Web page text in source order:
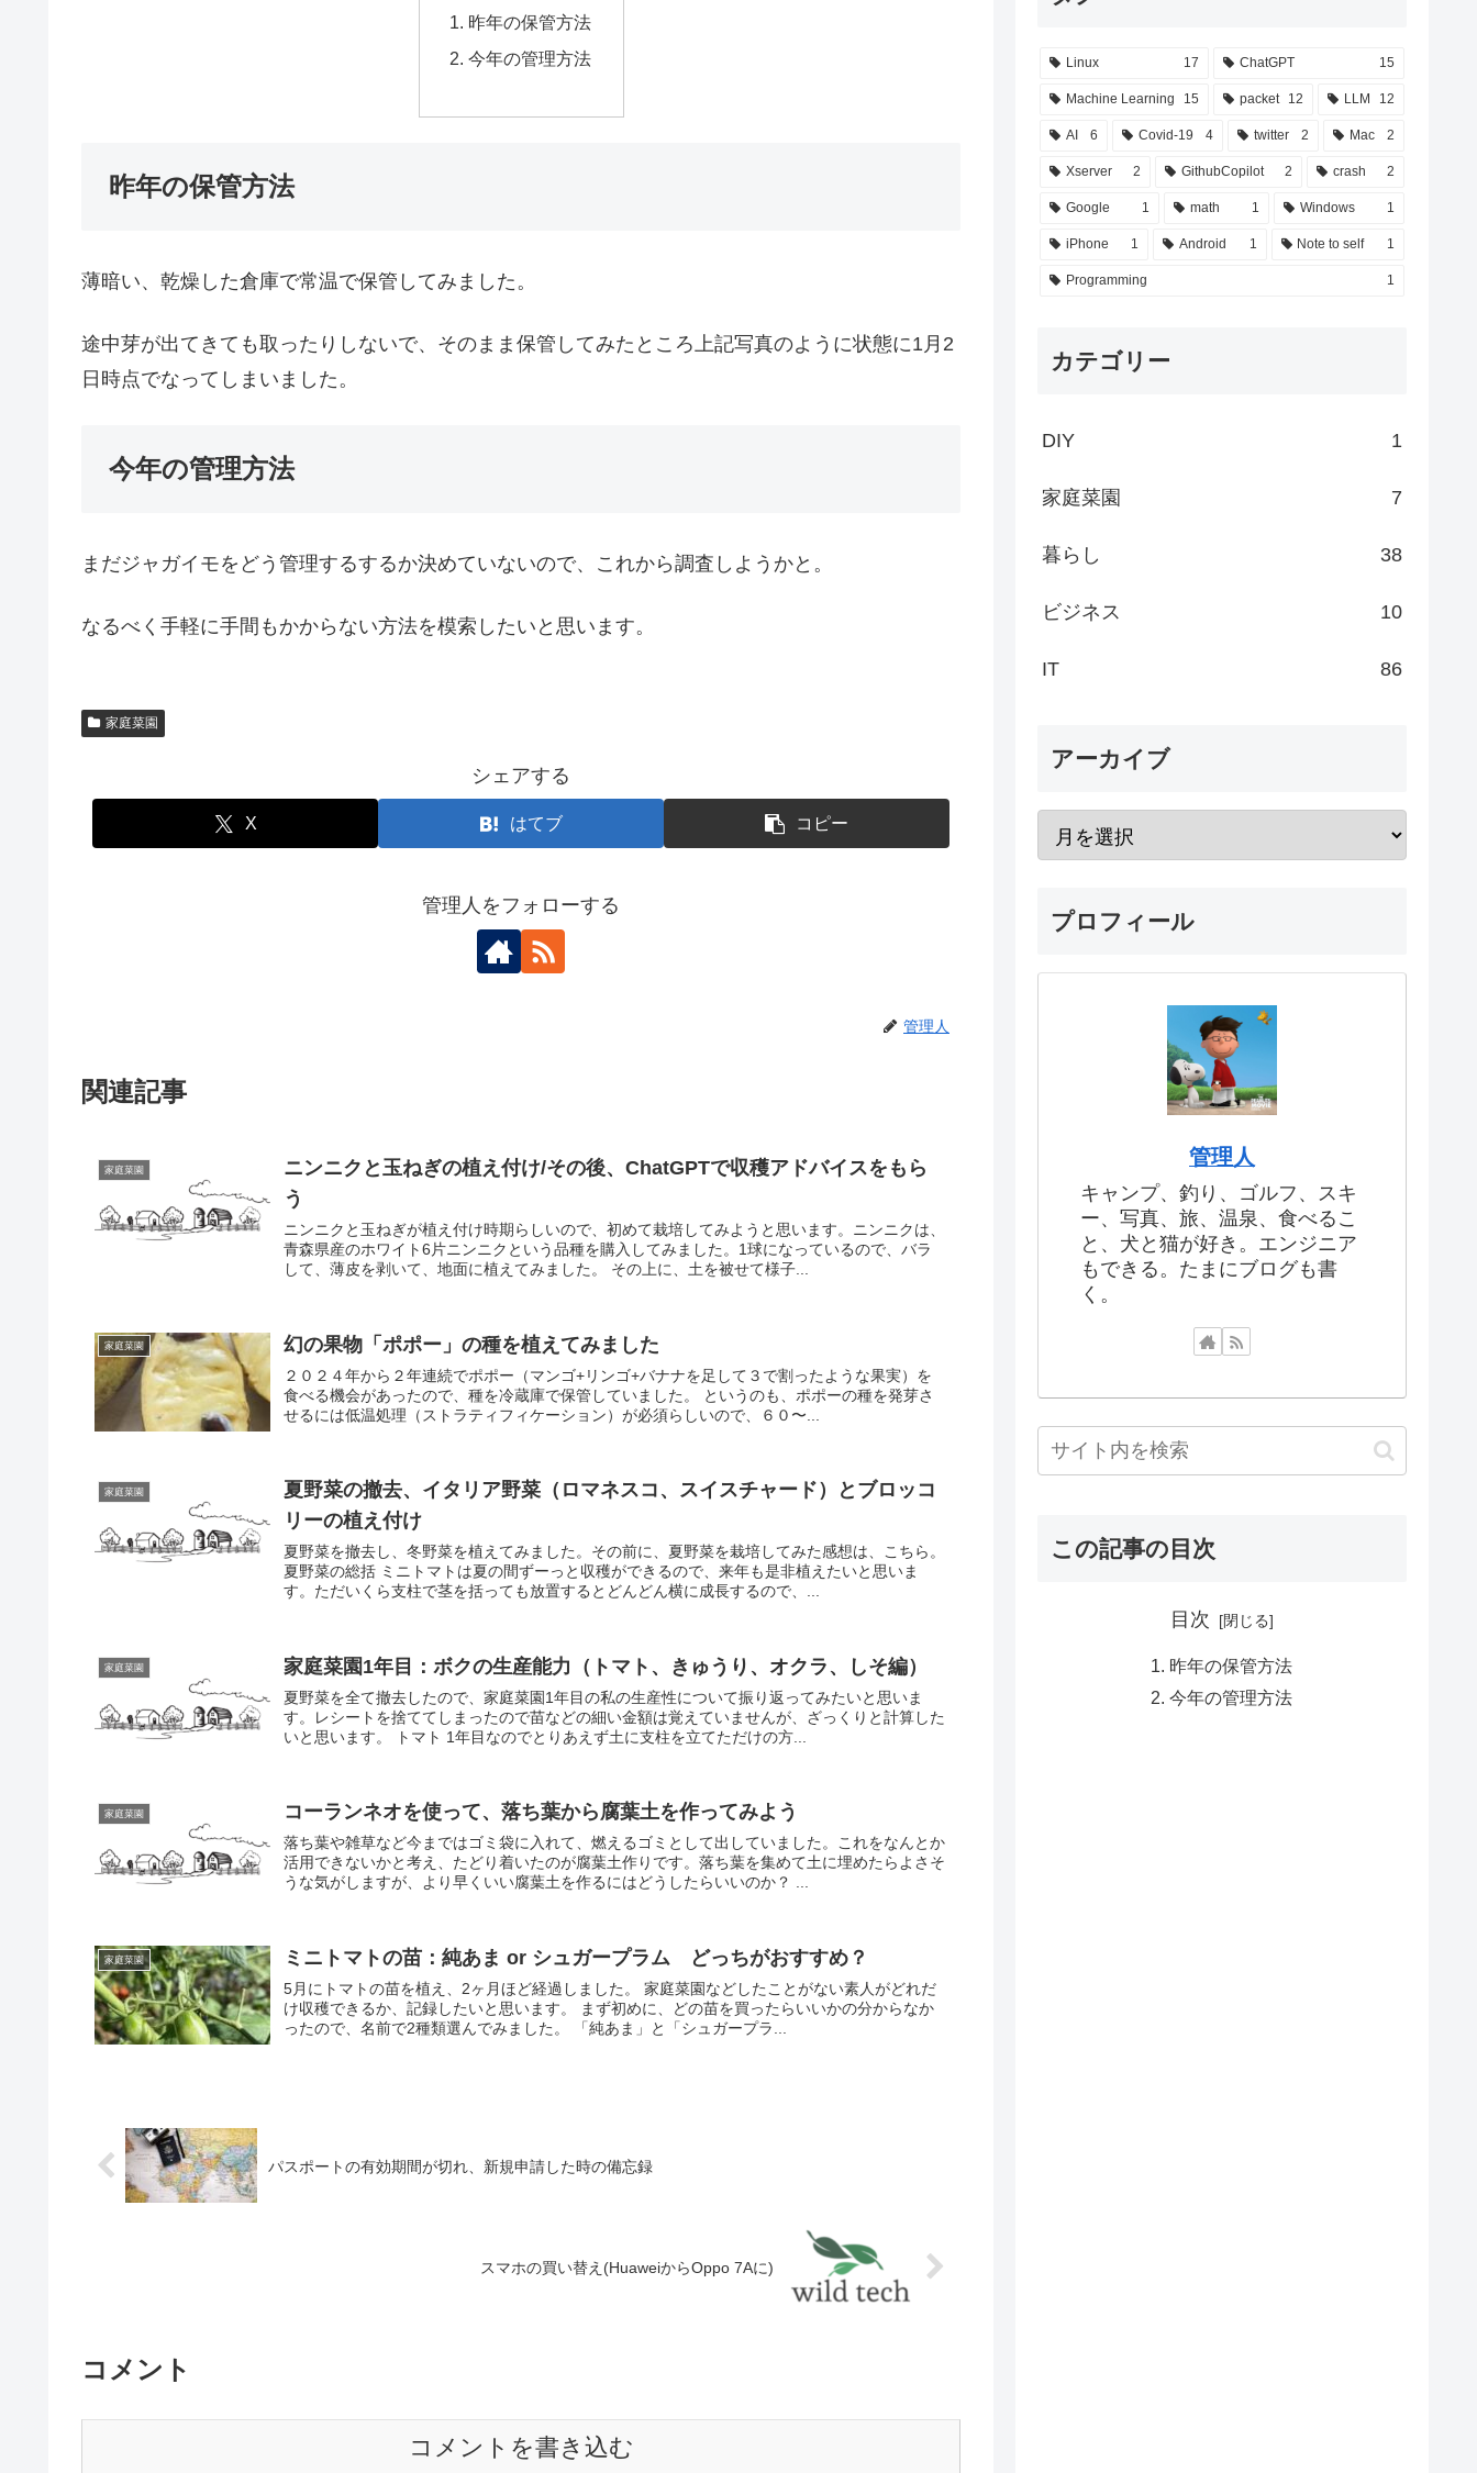
昨年の保管方法
今年の管理方法
昨年の保管方法
薄暗い、乾燥した倉庫で常温で保管してみました。
途中芽が出てきても取ったりしないで、そのまま保管してみたところ上記写真のように状態に1月2
日時点でなってしまいました。
今年の管理方法
まだジャガイモをどう管理するするか決めていないので、これから調査しようかと。
なるべく手軽に手間もかからない方法を模索したいと思います。
家庭菜園
シェアする
X はてブ コピー
管理人をフォローする
管理人
関連記事
家庭菜園
ニンニクと玉ねぎの植え付け/その後、ChatGPTで収穫アドバイスをもら
う
ニンニクと玉ねぎが植え付け時期らしいので、初めて栽培してみようと思います。ニンニクは、
青森県産のホワイト6片ニンニクという品種を購入してみました。1球になっているので、バラ
して、薄皮を剥いて、地面に植えてみました。 その上に、土を被せて様子...
家庭菜園 幻の果物「ポポー」の種を植えてみました
２０２４年から２年連続でポポー（マンゴ+リンゴ+バナナを足して３で割ったような果実）を
食べる機会があったので、種を冷蔵庫で保管していました。 というのも、ポポーの種を発芽さ
せるには低温処理（ストラティフィケーション）が必須らしいので、６０〜...
家庭菜園
夏野菜の撤去、イタリア野菜（ロマネスコ、スイスチャード）とブロッコ
リーの植え付け
夏野菜を撤去し、冬野菜を植えてみました。その前に、夏野菜を栽培してみた感想は、こちら。
夏野菜の総括 ミニトマトは夏の間ずーっと収穫ができるので、来年も是非植えたいと思いま
す。ただいくら支柱で茎を括っても放置するとどんどん横に成長するので、...
家庭菜園 家庭菜園1年目：ボクの生産能力（トマト、きゅうり、オクラ、しそ編）
夏野菜を全て撤去したので、家庭菜園1年目の私の生産性について振り返ってみたいと思いま
す。レシートを捨ててしまったので苗などの細い金額は覚えていませんが、ざっくりと計算した
いと思います。 トマト 1年目なのでとりあえず土に支柱を立てただけの方...
家庭菜園 コーランネオを使って、落ち葉から腐葉土を作ってみよう
落ち葉や雑草など今まではゴミ袋に入れて、燃えるゴミとして出していました。これをなんとか
活用できないかと考え、たどり着いたのが腐葉土作りです。落ち葉を集めて土に埋めたらよさそ
うな気がしますが、より早くいい腐葉土を作るにはどうしたらいいのか？ ...
家庭菜園 ミニトマトの苗：純あま or シュガープラム どっちがおすすめ？
5月にトマトの苗を植え、2ヶ月ほど経過しました。 家庭菜園などしたことがない素人がどれだ
け収穫できるか、記録したいと思います。 まず初めに、どの苗を買ったらいいかの分からなか
ったので、名前で2種類選んでみました。 「純あま」と「シュガープラ...
パスポートの有効期間が切れ、新規申請した時の備忘録
スマホの買い替え(HuaweiからOppo 7Aに)
コメント
コメントを書き込む
Linux 17 ChatGPT 15
Machine Learning 15 packet 12 LLM 12
AI 6 Covid-19 4 twitter 2 Mac 2
Xserver 2 GithubCopilot 2 crash 2
Google 1 math 1 Windows 1
iPhone 1 Android 1 Note to self 1
Programming 1
カテゴリー
DIY 1
家庭菜園 7
暮らし 38
ビジネス 10
IT 86
アーカイブ
プロフィール
管理人
キャンプ、釣り、ゴルフ、スキ
ー、写真、旅、温泉、食べるこ
と、犬と猫が好き。エンジニア
もできる。たまにブログも書
く。
この記事の目次
目次
昨年の保管方法
今年の管理方法